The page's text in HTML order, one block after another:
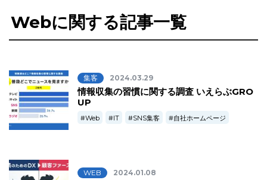
Webに関する記事一覧
集客 2024.03.29
情報収集の習慣に関する調査 いえらぶGRO
UP
Web IT SNS集客 自社ホームページ
WEB 2024.01.08